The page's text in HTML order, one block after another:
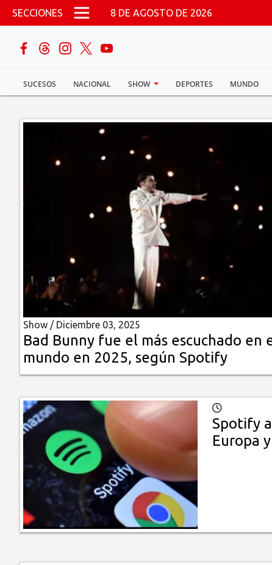
Pasar al contenido principal
SECCIONES 8 DE AGOSTO DE 2026
SUCESOS NACIONAL SHOW DEPORTES MUNDO
buscar
Sucesos
Nacional
Insólitas
Multimedia
Impreso
Show / Diciembre 03, 2025
Bad Bunny fue el más escuchado en
mundo en 2025, según Spotify
Spotify
Europa